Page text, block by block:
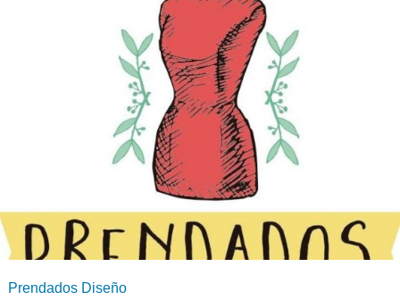
Prendados Diseño